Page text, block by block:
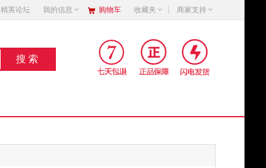
精英论坛 我的信息 购物车 收藏夹 商家支持